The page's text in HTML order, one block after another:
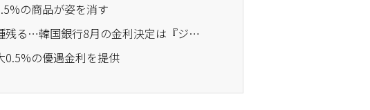
の商品が姿を消す
· 為替・物価は安定も依然として火種残る…韓国銀行8月の金利決定は『ジレンマ』
0.5%の優遇金利を提供